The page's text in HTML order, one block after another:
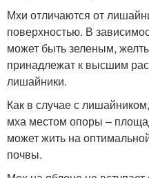
Мхи отличаются от
поверхностью. В
может быть зеленым,
принадлежат к высшим
лишайники.
Как в случае с
мха местом опоры –
может жить на
почвы.